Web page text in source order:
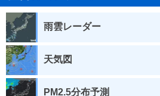
雨雲レーダー
天気図
PM2.5分布予測